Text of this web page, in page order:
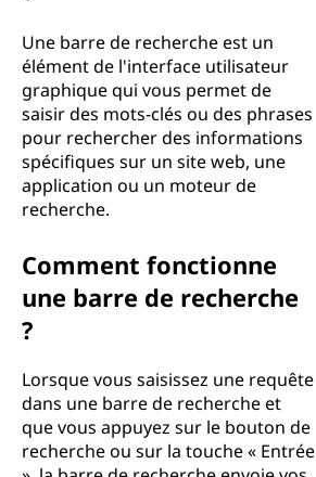
Une barre de recherche est un
élément de l'interface utilisateur
graphique qui vous permet de
saisir des mots-clés ou des phrases
pour rechercher des informations
spécifiques sur un site web, une
application ou un moteur de
recherche.
Comment fonctionne
une barre de recherche
?
Lorsque vous saisissez une requête
dans une barre de recherche et
que vous appuyez sur le bouton de
recherche ou sur la touche « Entrée